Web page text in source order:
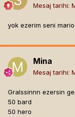
Mesaj tarihi:
yok ezerim seni
Mina
Mesaj tarihi:
Gralssinnn ezersin
50 bard
50 hero